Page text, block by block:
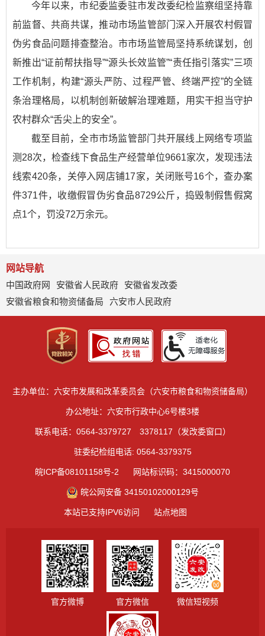
今年以来，市纪委监委驻市发改委纪检监察组坚持靠
前监督、共商共谋，推动市场监管部门深入开展农村假冒
伪劣食品问题排查整治。市市场监管局坚持系统谋划，创
新推出“证前帮扶指导”“源头长效监管”“责任指引落实”三项
工作机制，构建“源头严防、过程严管、终端严控”的全链
条治理格局，以机制创新破解治理难题，用实干担当守护
农村群众“舌尖上的安全”。
截至目前，全市市场监管部门共开展线上网络专项监
测28次，检查线下食品生产经营单位9661家次，发现违法
线索420条，关停入网店铺17家，关闭账号16个，查办案
件371件，收缴假冒伪劣食品8729公斤，捣毁制假售假窝
点1个，罚没72万余元。
网站导航
中国政府网
安徽省人民政府
安徽省发改委
安徽省粮食和物资储备局
六安市人民政府
主办单位：六安市发展和改革委员会（六安市粮食和物资储备局）
办公地址：六安市行政中心6号楼3楼
联系电话：0564-3379727 3378117（发改委窗口）
驻委纪检组电话: 0564-3379375
皖ICP备08101158号-2 网站标识码：3415000070
皖公网安备 34150102000129号
本站已支持IPV6访问 站点地图
官方微博 官方微信 微信短视频